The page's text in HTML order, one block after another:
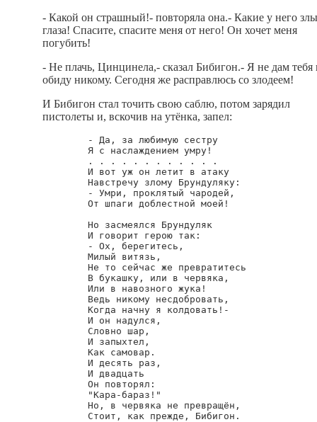
- Какой он страшный!- повторяла она.- Какие у него
глаза! Спасите, спасите меня от него! Он хочет меня
погубить!
- Не плачь, Цинцинела,- сказал Бибигон.- Я не дам тебя
обиду никому. Сегодня же расправлюсь со злодеем!
И Бибигон стал точить свою саблю, потом зарядил
пистолеты и, вскочив на утёнка, запел:
        - Да, за любимую сестру
        Я с наслаждением умру!
        . . . . . . . . . . . .
        И вот уж он летит в атаку
        Навстречу злому Брундуляку:
        - Умри, проклятый чародей,
        От шпаги доблестной моей!
        Но засмеялся Брундуляк
        И говорит герою так:
        - Ох, берегитесь,
        Милый витязь,
        Не то сейчас же превратитесь
        В букашку, или в червяка,
        Или в навозного жука!
        Ведь никому несдобровать,
        Когда начну я колдовать!-
        И он надулся,
        Словно шар,
        И запыхтел,
        Как самовар.
        И десять раз,
        И двадцать
        Он повторял:
        "Кара-бараз!"
        Но, в червяка не превращён,
        Стоит, как прежде, Бибигон.